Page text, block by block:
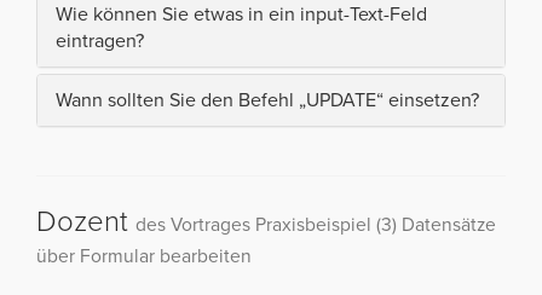
Wie können Sie etwas in ein input-Text-Feld
eintragen?
Wann sollten Sie den Befehl „UPDATE“ einsetzen?
Dozent des Vortrages Praxisbeispiel (3) Datensätze
über Formular bearbeiten